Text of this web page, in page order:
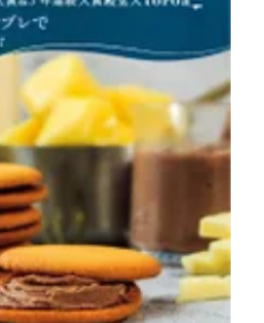
とろ生ガトーショコラ
とろ生 まとめ買いお得
セット
お中元
紅茶toroaTea
焼き菓子